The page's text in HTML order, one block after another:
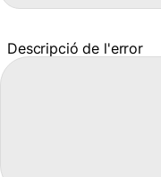
Descripció de l'error